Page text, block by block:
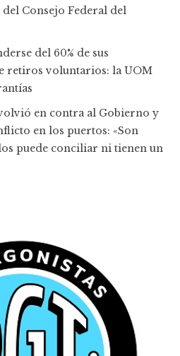
Consejo Federal del
del 60% de sus
retiros voluntarios: la UOM
en contra al Gobierno y
en los puertos: «Son
puede conciliar ni tienen un